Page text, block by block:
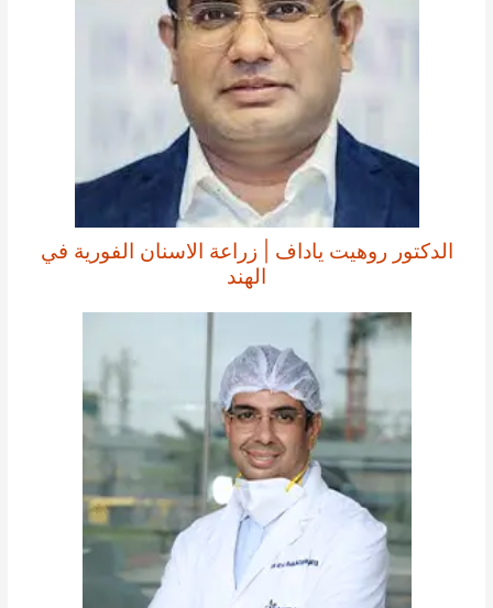
الدكتور روهيت ياداف | زراعة الاسنان الفورية في
الهند